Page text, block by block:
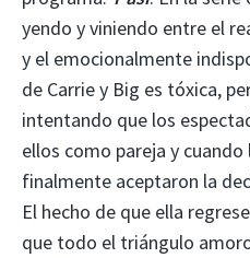
yendo y viniendo entre el
y el emocionalmente
de Carrie y Big es tóxica,
intentando que los
ellos como pareja y
finalmente aceptaron la
El hecho de que ella
que todo el triángulo